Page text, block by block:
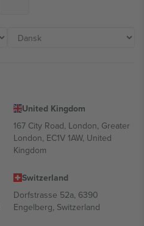
United Kingdom
167 City Road, London, Greater
London, EC1V 1AW, United
Kingdom
Switzerland
Dorfstrasse 52a, 6390
Engelberg, Switzerland